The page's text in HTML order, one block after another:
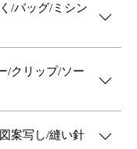
/バッグ/ミシン
/クリップ/ソー
案写し/縫い針